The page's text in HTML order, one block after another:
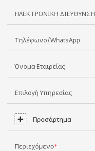
ΗΛΕΚΤΡΟΝΙΚΗ ΔΙΕΥΘΥΝΣΗ
Τηλέφωνο/WhatsApp
Όνομα Εταιρείας
Επιλογή Υπηρεσίας
Προσάρτημα
Περιεχόμενο